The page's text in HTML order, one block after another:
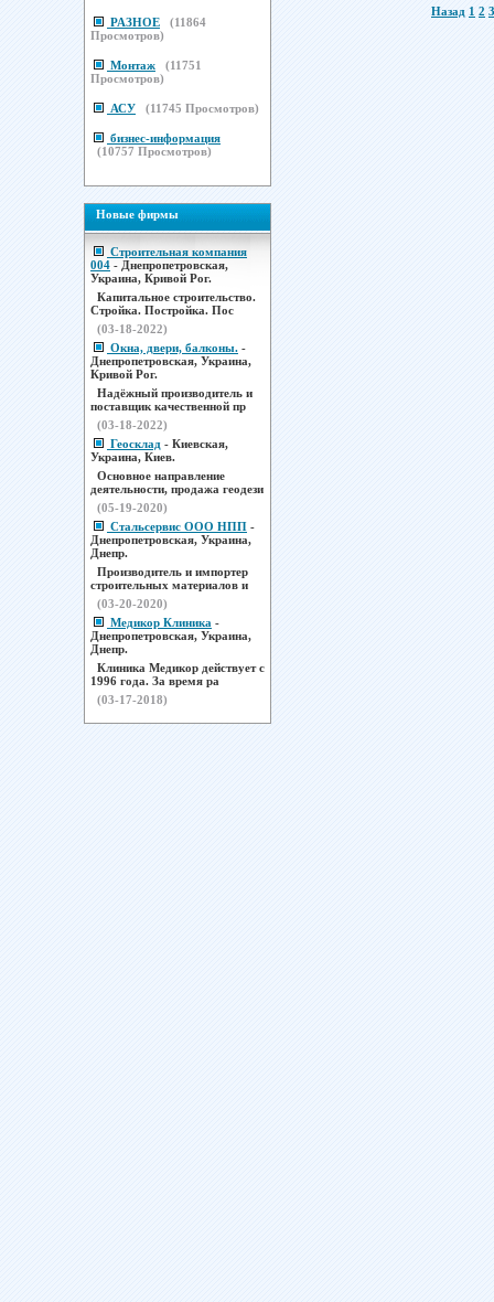
РАЗНОЕ (11864
Просмотров)
Монтаж (11751
Просмотров)
АСУ (11745 Просмотров)
бизнес-информация
(10757 Просмотров)
Новые фирмы
Строительная компания
004 - Днепропетровская,
Украина, Кривой Рог.
Капитальное строительство.
Стройка. Постройка. Пос
(03-18-2022)
Окна, двери, балконы. -
Днепропетровская, Украина,
Кривой Рог.
Надёжный производитель и
поставщик качественной пр
(03-18-2022)
Геосклад - Киевская,
Украина, Киев.
Основное направление
деятельности, продажа геодези
(05-19-2020)
Стальсервис ООО НПП -
Днепропетровская, Украина,
Днепр.
Производитель и импортер
строительных материалов и
(03-20-2020)
Медикор Клиника -
Днепропетровская, Украина,
Днепр.
Клиника Медикор действует с
1996 года. За время ра
(03-17-2018)
Назад 1 2 3